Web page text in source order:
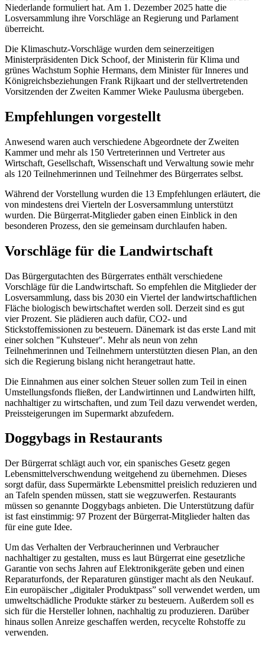
Niederlande formuliert hat. Am 1. Dezember 2025 hatte die
Losversammlung ihre Vorschläge an Regierung und Parlament
überreicht.
Die Klimaschutz-Vorschläge wurden dem seinerzeitigen
Ministerpräsidenten Dick Schoof, der Ministerin für Klima und
grünes Wachstum Sophie Hermans, dem Minister für Inneres und
Königreichsbeziehungen Frank Rijkaart und der stellvertretenden
Vorsitzenden der Zweiten Kammer Wieke Paulusma übergeben.
Empfehlungen vorgestellt
Anwesend waren auch verschiedene Abgeordnete der Zweiten
Kammer und mehr als 150 Vertreterinnen und Vertreter aus
Wirtschaft, Gesellschaft, Wissenschaft und Verwaltung sowie mehr
als 120 Teilnehmerinnen und Teilnehmer des Bürgerrates selbst.
Während der Vorstellung wurden die 13 Empfehlungen erläutert, die
von mindestens drei Vierteln der Losversammlung unterstützt
wurden. Die Bürgerrat-Mitglieder gaben einen Einblick in den
besonderen Prozess, den sie gemeinsam durchlaufen haben.
Vorschläge für die Landwirtschaft
Das Bürgergutachten des Bürgerrates enthält verschiedene
Vorschläge für die Landwirtschaft. So empfehlen die Mitglieder der
Losversammlung, dass bis 2030 ein Viertel der landwirtschaftlichen
Fläche biologisch bewirtschaftet werden soll. Derzeit sind es gut
vier Prozent. Sie plädieren auch dafür, CO2- und
Stickstoffemissionen zu besteuern. Dänemark ist das erste Land mit
einer solchen "Kuhsteuer". Mehr als neun von zehn
Teilnehmerinnen und Teilnehmern unterstützten diesen Plan, an den
sich die Regierung bislang nicht herangetraut hatte.
Die Einnahmen aus einer solchen Steuer sollen zum Teil in einen
Umstellungsfonds fließen, der Landwirtinnen und Landwirten hilft,
nachhaltiger zu wirtschaften, und zum Teil dazu verwendet werden,
Preissteigerungen im Supermarkt abzufedern.
Doggybags in Restaurants
Der Bürgerrat schlägt auch vor, ein spanisches Gesetz gegen
Lebensmittelverschwendung weitgehend zu übernehmen. Dieses
sorgt dafür, dass Supermärkte Lebensmittel preislich reduzieren und
an Tafeln spenden müssen, statt sie wegzuwerfen. Restaurants
müssen so genannte Doggybags anbieten. Die Unterstützung dafür
ist fast einstimmig: 97 Prozent der Bürgerrat-Mitglieder halten das
für eine gute Idee.
Um das Verhalten der Verbraucherinnen und Verbraucher
nachhaltiger zu gestalten, muss es laut Bürgerrat eine gesetzliche
Garantie von sechs Jahren auf Elektronikgeräte geben und einen
Reparaturfonds, der Reparaturen günstiger macht als den Neukauf.
Ein europäischer „digitaler Produktpass” soll verwendet werden, um
umweltschädliche Produkte stärker zu besteuern. Außerdem soll es
sich für die Hersteller lohnen, nachhaltig zu produzieren. Darüber
hinaus sollen Anreize geschaffen werden, recycelte Rohstoffe zu
verwenden.